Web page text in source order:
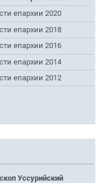
епархии 2020
епархии 2018
епархии 2016
епархии 2014
епархии 2012
Уссурийский